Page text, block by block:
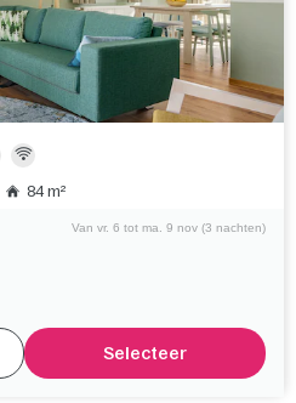
84 m²
Van vr. 6 tot ma. 9 nov (3 nachten)
Selecteer